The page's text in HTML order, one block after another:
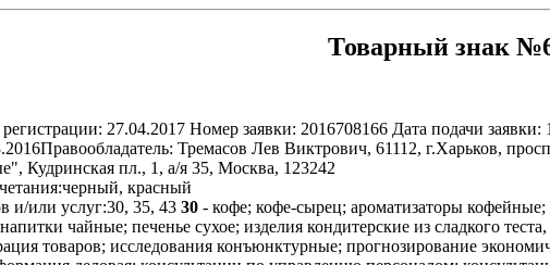
Товарный знак
27.04.2017 Номер заявки: 2016708166 Дата подачи заявки:
Правообладатель: Тремасов Лев Виктрович, 61112, г.Харьков,
Кудринская пл., 1, а/я 35, Москва, 123242
черный, красный
и/или услуг:30, 35, 43 30 - кофе; кофе-сырец; ароматизаторы
чайные; печенье сухое; изделия кондитерские из сладкого
товаров; исследования конъюнктурные; прогнозирование